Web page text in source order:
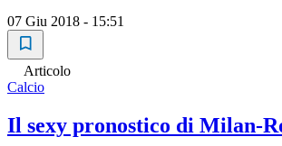
07 Giu 2018 - 15:51
Articolo
Calcio
Il sexy pronostico di Milan-